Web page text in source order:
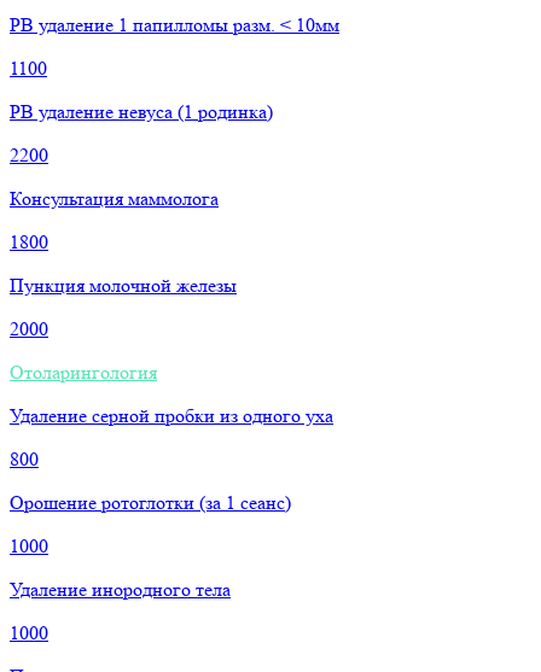
РВ удаление 1 папилломы разм. < 10мм
1100
РВ удаление невуса (1 родинка)
2200
Консультация маммолога
1800
Пункция молочной железы
2000
Отоларингология
Удаление серной пробки из одного уха
800
Орошение ротоглотки (за 1 сеанс)
1000
Удаление инородного тела
1000